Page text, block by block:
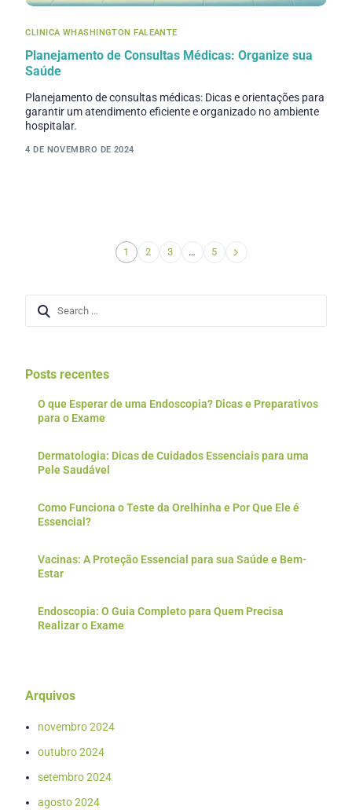
CLINICA WHASHINGTON FALEANTE
Planejamento de Consultas Médicas: Organize sua
Saúde
Planejamento de consultas médicas: Dicas e orientações para
garantir um atendimento eficiente e organizado no ambiente
hospitalar.
4 DE NOVEMBRO DE 2024
1 2 3 … 5
Posts recentes
O que Esperar de uma Endoscopia? Dicas e Preparativos
para o Exame
Dermatologia: Dicas de Cuidados Essenciais para uma
Pele Saudável
Como Funciona o Teste da Orelhinha e Por Que Ele é
Essencial?
Vacinas: A Proteção Essencial para sua Saúde e Bem-
Estar
Endoscopia: O Guia Completo para Quem Precisa
Realizar o Exame
Arquivos
novembro 2024
outubro 2024
setembro 2024
agosto 2024